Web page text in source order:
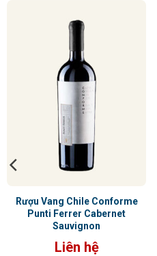
Vang Chile Conforme
Ferrer Cabernet
Sauvignon
Liên hệ